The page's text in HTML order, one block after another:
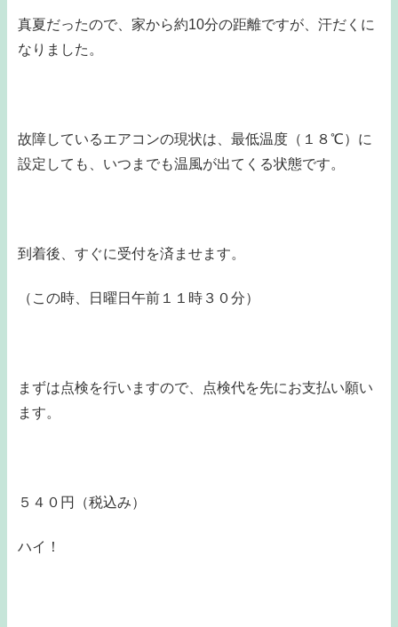
真夏だったので、家から約10分の距離ですが、汗だくに
なりました。
故障しているエアコンの現状は、最低温度（１８℃）に
設定しても、いつまでも温風が出てくる状態です。
到着後、すぐに受付を済ませます。
（この時、日曜日午前１１時３０分）
まずは点検を行いますので、点検代を先にお支払い願い
ます。
５４０円（税込み）
ハイ！